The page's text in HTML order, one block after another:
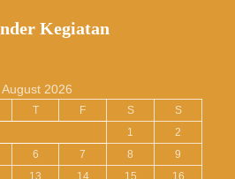
Kegiatan
August 2026
T F S
S
1
2
6 7 8
9
13 14 15
16